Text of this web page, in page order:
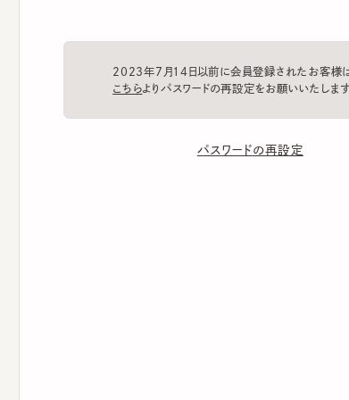
2023年7月14日以前に会員登録されたお客様は、
パスワードの再設定